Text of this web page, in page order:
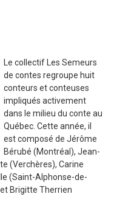
Le collectif Les Semeurs
de contes regroupe huit
conteurs et conteuses
impliqués activement
dans le milieu du conte au
Québec. Cette année, il
est composé de Jérôme
Bérubé (Montréal), Jean-
(Verchères), Carine
(Saint-Alphonse-de-
Brigitte Therrien